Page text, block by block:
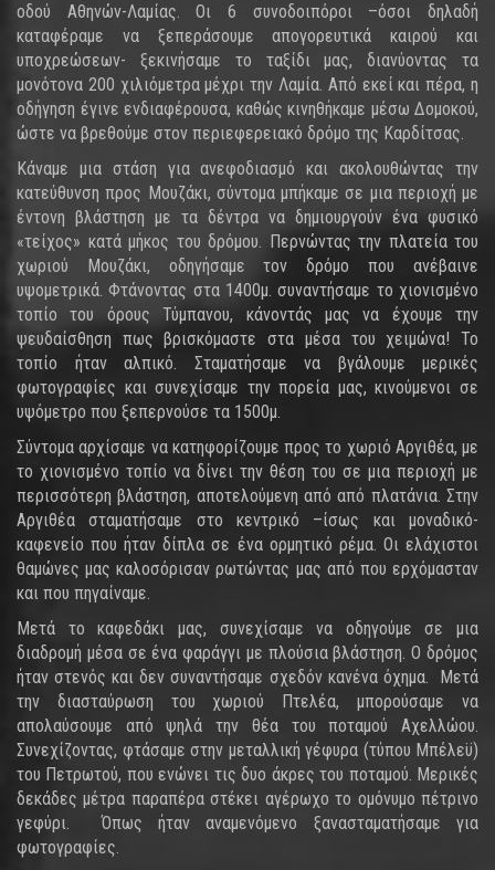
οδού Αθηνών-Λαμίας. Οι 6 συνοδοιπόροι –όσοι δηλαδή
καταφέραμε να ξεπεράσουμε απογορευτικά καιρού και
υποχρεώσεων- ξεκινήσαμε το ταξίδι μας, διανύοντας τα
μονότονα 200 χιλιόμετρα μέχρι την Λαμία. Από εκεί και πέρα, η
οδήγηση έγινε ενδιαφέρουσα, καθώς κινηθήκαμε μέσω Δομοκού,
ώστε να βρεθούμε στον περιεφερειακό δρόμο της Καρδίτσας.
Κάναμε μια στάση για ανεφοδιασμό και ακολουθώντας την
κατεύθυνση προς Μουζάκι, σύντομα μπήκαμε σε μια περιοχή με
έντονη βλάστηση με τα δέντρα να δημιουργούν ένα φυσικό
«τείχος» κατά μήκος του δρόμου. Περνώντας την πλατεία του
χωριού Μουζάκι, οδηγήσαμε τον δρόμο που ανέβαινε
υψομετρικά. Φτάνοντας στα 1400μ. συναντήσαμε το χιονισμένο
τοπίο του όρους Τύμπανου, κάνοντάς μας να έχουμε την
ψευδαίσθηση πως βρισκόμαστε στα μέσα του χειμώνα! Το
τοπίο ήταν αλπικό. Σταματήσαμε να βγάλουμε μερικές
φωτογραφίες και συνεχίσαμε την πορεία μας, κινούμενοι σε
υψόμετρο που ξεπερνούσε τα 1500μ.
Σύντομα αρχίσαμε να κατηφορίζουμε προς το χωριό Αργιθέα, με
το χιονισμένο τοπίο να δίνει την θέση του σε μια περιοχή με
περισσότερη βλάστηση, αποτελούμενη από από πλατάνια. Στην
Αργιθέα σταματήσαμε στο κεντρικό –ίσως και μοναδικό-
καφενείο που ήταν δίπλα σε ένα ορμητικό ρέμα. Οι ελάχιστοι
θαμώνες μας καλοσόρισαν ρωτώντας μας από που ερχόμασταν
και που πηγαίναμε.
Μετά το καφεδάκι μας, συνεχίσαμε να οδηγούμε σε μια
διαδρομή μέσα σε ένα φαράγγι με πλούσια βλάστηση. Ο δρόμος
ήταν στενός και δεν συναντήσαμε σχεδόν κανένα όχημα. Μετά
την διασταύρωση του χωριού Πτελέα, μπορούσαμε να
απολαύσουμε από ψηλά την θέα του ποταμού Αχελλώου.
Συνεχίζοντας, φτάσαμε στην μεταλλική γέφυρα (τύπου Μπέλεϋ)
του Πετρωτού, που ενώνει τις δυο άκρες του ποταμού. Μερικές
δεκάδες μέτρα παραπέρα στέκει αγέρωχο το ομόνυμο πέτρινο
γεφύρι. Όπως ήταν αναμενόμενο ξανασταματήσαμε για
φωτογραφίες.